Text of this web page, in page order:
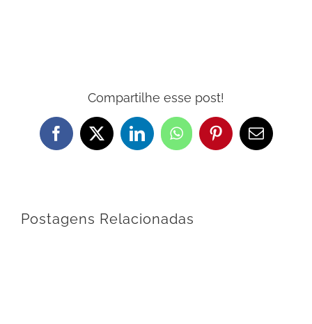
Compartilhe esse post!
Facebook
X LinkedInWhatsApp
Pinterest
E-
mail
Postagens Relacionadas